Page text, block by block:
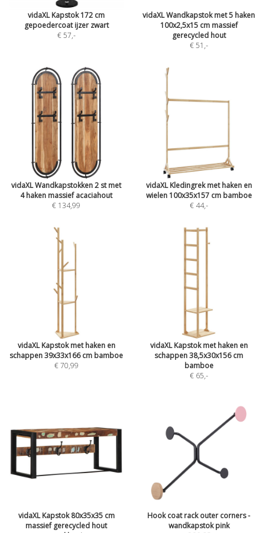
vidaXL Kapstok 172 cm
gepoedercoat ijzer zwart
€ 57,-
vidaXL Wandkapstok met 5 haken
100x2,5x15 cm massief
gerecycled hout
€ 51 ,-
vidaXL Wandkapstokken 2 st met
4 haken massief acaciahout
€ 134,99
vidaXL Kledingrek met haken en
wielen 100x35x157 cm bamboe
€ 44,-
vidaXL Kapstok met haken en
schappen 39x33x166 cm bamboe
€ 70,99
vidaXL Kapstok met haken en
schappen 38,5x30x156 cm
bamboe
€ 65,-
vidaXL Kapstok 80x35x35 cm
massief gerecycled hout
Hook coat rack outer corners -
wandkapstok pink